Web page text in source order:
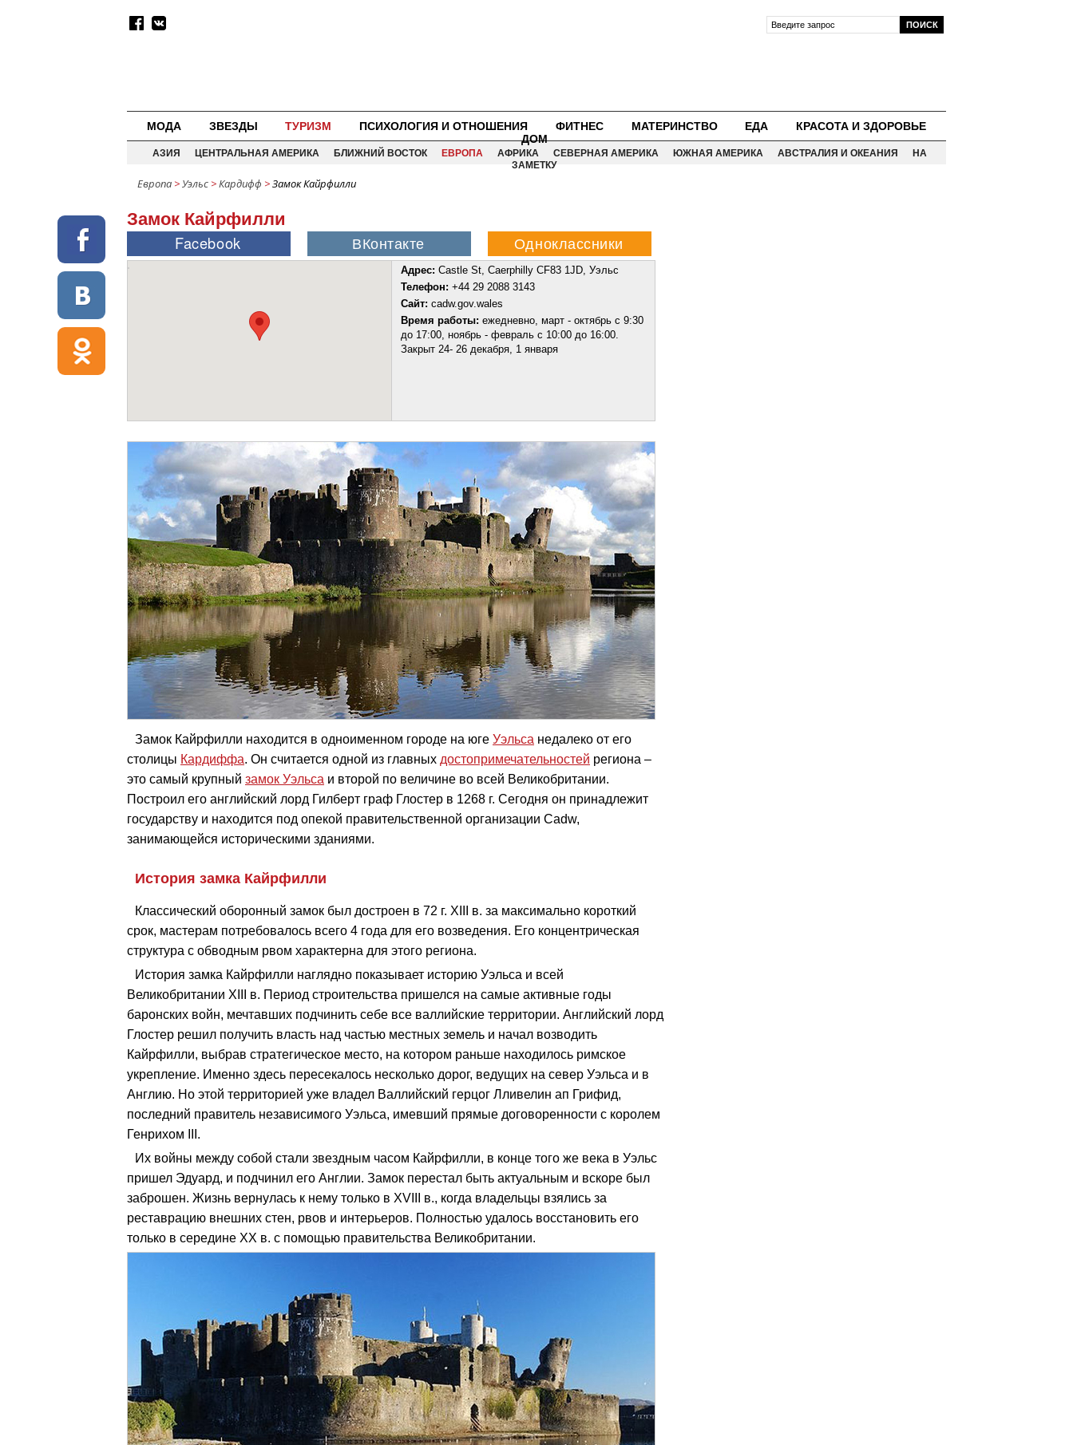
МОДА ЗВЕЗДЫ ТУРИЗМ ПСИХОЛОГИЯ И ОТНОШЕНИЯ ФИТНЕС МАТЕРИНСТВО ЕДА
КРАСОТА И ЗДОРОВЬЕ
ДОМ
АЗИЯ ЦЕНТРАЛЬНАЯ АМЕРИКА БЛИЖНИЙ ВОСТОК ЕВРОПА АФРИКА СЕВЕРНАЯ АМЕРИКА ЮЖНАЯ АМЕРИКА АВСТРАЛИЯ И ОКЕАНИЯ
НА
ЗАМЕТКУ
Европа >Уэльс >Кардифф >Замок Кайрфилли
Замок Кайрфилли
Адрес: Castle St, Caerphilly CF83 1JD, Уэльс
Телефон: +44 29 2088 3143
Сайт: cadw.gov.wales
Время работы: ежедневно, март - октябрь с 9:30
до 17:00, ноябрь - февраль с 10:00 до 16:00.
Закрыт 24- 26 декабря, 1 января
Замок Кайрфилли находится в одноименном городе на юге Уэльса недалеко от его
столицы Кардиффа. Он считается одной из главных достопримечательностей региона –
это самый крупный замок Уэльса и второй по величине во всей Великобритании.
Построил его английский лорд Гилберт граф Глостер в 1268 г. Сегодня он принадлежит
государству и находится под опекой правительственной организации Cadw,
занимающейся историческими зданиями.
История замка Кайрфилли
Классический оборонный замок был достроен в 72 г. XIII в. за максимально короткий
срок, мастерам потребовалось всего 4 года для его возведения. Его концентрическая
структура с обводным рвом характерна для этого региона.
История замка Кайрфилли наглядно показывает историю Уэльса и всей
Великобритании XIII в. Период строительства пришелся на самые активные годы
баронских войн, мечтавших подчинить себе все валлийские территории. Английский лорд
Глостер решил получить власть над частью местных земель и начал возводить
Кайрфилли, выбрав стратегическое место, на котором раньше находилось римское
укрепление. Именно здесь пересекалось несколько дорог, ведущих на север Уэльса и в
Англию. Но этой территорией уже владел Валлийский герцог Лливелин ап Грифид,
последний правитель независимого Уэльса, имевший прямые договоренности с королем
Генрихом III.
Их войны между собой стали звездным часом Кайрфилли, в конце того же века в Уэльс
пришел Эдуард, и подчинил его Англии. Замок перестал быть актуальным и вскоре был
заброшен. Жизнь вернулась к нему только в XVIII в., когда владельцы взялись за
реставрацию внешних стен, рвов и интерьеров. Полностью удалось восстановить его
только в середине ХХ в. с помощью правительства Великобритании.